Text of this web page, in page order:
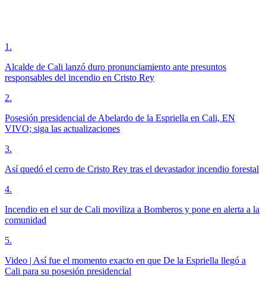
1 .
Alcalde de Cali lanzó duro pronunciamiento ante presuntos
responsables del incendio en Cristo Rey
2.
Posesión presidencial de Abelardo de la Espriella en Cali, EN
VIVO; siga las actualizaciones
3.
Así quedó el cerro de Cristo Rey tras el devastador incendio forestal
4.
Incendio en el sur de Cali moviliza a Bomberos y pone en alerta a la
comunidad
5.
Video | Así fue el momento exacto en que De la Espriella llegó a
Cali para su posesión presidencial